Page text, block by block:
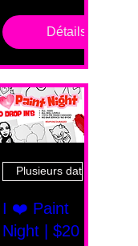
Détails
Plusieurs dates
I ❤️ Paint
Night | $20